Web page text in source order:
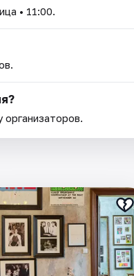
• 11:00.
организаторов.